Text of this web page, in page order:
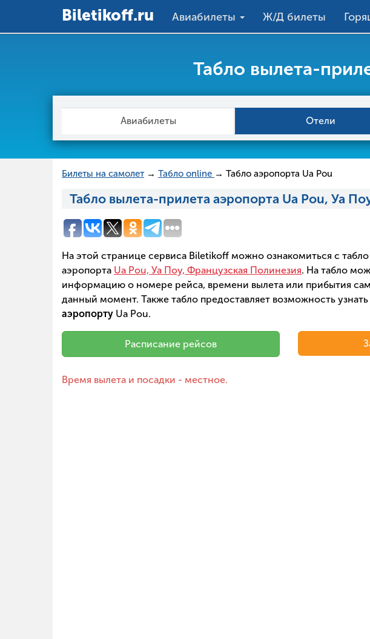
Вiletikoff.ru Авиабилеты Ж/Д билеты
Табло вылета-
Авиабилеты Отели
Билеты на самолет → Табло online → Табло аэропорта Ua Pou
Табло вылета-прилета аэропорта Ua Pou, Уа
На этой странице сервиса Biletikoff можно ознакомиться с
аэропорта Ua Pou, Уа Поу, Французская Полинезия. На табло
информацию о номере рейса, времени вылета или прибытия
данный момент. Также табло предоставляет возможность
аэропорту Ua Pou.
Расписание рейсов
Время вылета и посадки - местное.